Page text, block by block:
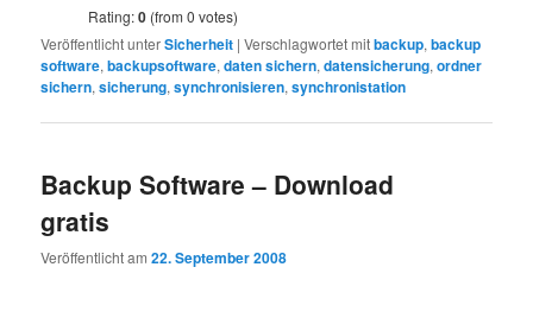
Rating:0 (from 0 votes)
Veröffentlicht unterSicherheit |Verschlagwortet mitbackup,backup
software,backupsoftware,daten sichern,datensicherung,ordner
sichern,sicherung,synchronisieren,synchronistation
Backup Software – Download
gratis
Veröffentlicht am22. September 2008